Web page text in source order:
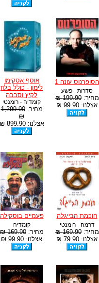
הסופרנוס עונה 1
סדרות - פשע
מחיר:199.90 ₪
אצלנו: 99.90 ₪
אוסף אסקימו
לימון - כולל בלוז
לקיץ וסבבה
קומדיה - רומנטי
מחיר:1,299.90
₪
אצלנו: 899.90 ₪
חוכמת הבייגלה
דרמה - רומנטי
מחיר:169.90 ₪
אצלנו: 79.90 ₪
פעמיים בוסקילה
קומדיה
מחיר:169.90 ₪
אצלנו: 99.90 ₪